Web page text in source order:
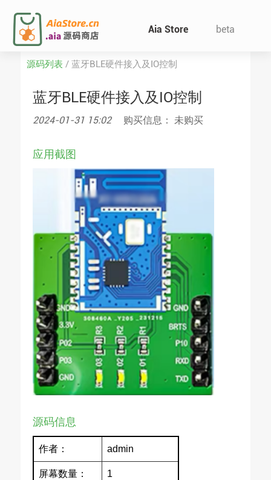
Aia Store beta
源码列表 / 蓝牙BLE硬件接入及IO控制
蓝牙BLE硬件接入及IO控制
2024-01-31 15:02 购买信息： 未购买
应用截图
源码信息
作者： admin
屏幕数量： 1